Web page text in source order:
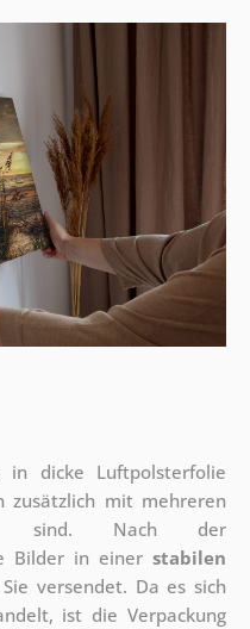
dicke Luftpolsterfolie
zusätzlich mit mehreren
sind. Nach der
Bilder in einerstabilen
versendet. Da es sich
ist die Verpackung